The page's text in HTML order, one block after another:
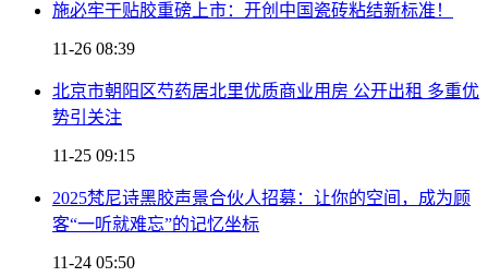
施必牢干贴胶重磅上市：开创中国瓷砖粘结新标准！
11-26 08:39
北京市朝阳区芍药居北里优质商业用房 公开出租 多重优
势引关注
11-25 09:15
2025梵尼诗黑胶声景合伙人招募：让你的空间，成为顾
客“一听就难忘”的记忆坐标
11-24 05:50